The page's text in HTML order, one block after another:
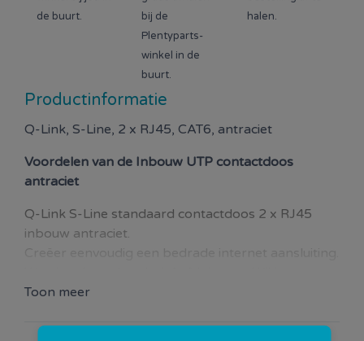
de buurt.
bij de
Plentyparts-
winkel in de
buurt.
halen.
Productinformatie
Q-Link, S-Line, 2 x RJ45, CAT6, antraciet
Voordelen van de Inbouw UTP contactdoos
antraciet
Q-Link S-Line standaard contactdoos 2 x RJ45
inbouw antraciet.
schakelaars of stopcontacten naast elkaar zetten?
Kleur: antraciet.
Toon meer